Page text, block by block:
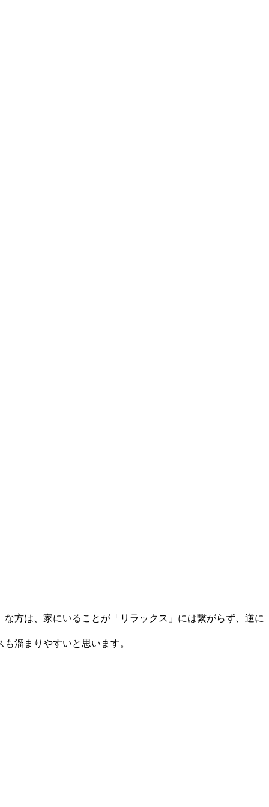
方は、家にいることが「リラックス」には繋がらず、逆に
溜まりやすいと思います。